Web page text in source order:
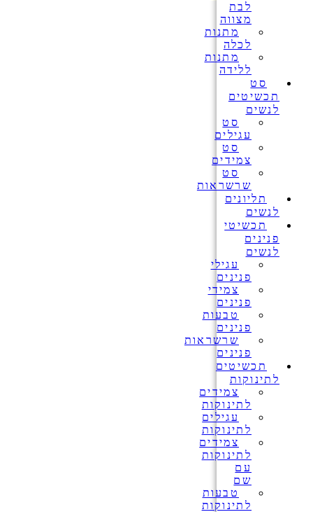
לבת
מצווה
מתנות
לכלה
מתנות
ללידה
סט
תכשיטים
לנשים
סט
עגילים
סט
צמידים
סט
שרשראות
תליונים
לנשים
תכשיטי
פנינים
לנשים
עגילי
פנינים
צמידי
פנינים
טבעות
פנינים
שרשראות
פנינים
תכשיטים
לתינוקות
צמידים
לתינוקות
עגילים
לתינוקות
צמידים
לתינוקות
עם
שם
טבעות
לתינוקות